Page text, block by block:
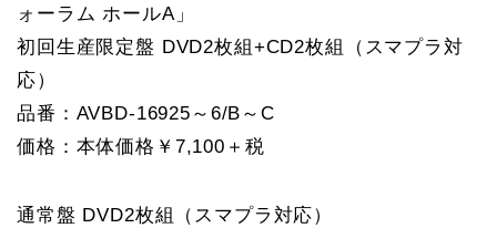
ォーラム ホールA」
初回生産限定盤 DVD2枚組+CD2枚組（スマプラ対
応）
品番：AVBD-16925～6/B～C
価格：本体価格￥7,100＋税
通常盤 DVD2枚組（スマプラ対応）